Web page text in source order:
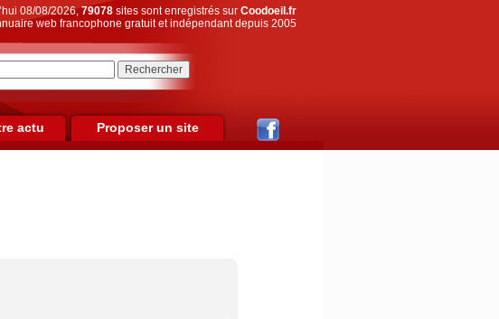
08/08/2026,79078sites sont enregistrés sur Coodoeil.fr
web francophone gratuit et indépendant depuis 2005
actu Proposer un site